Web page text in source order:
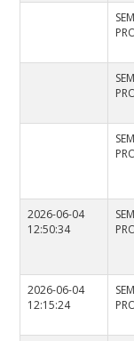
2026-06-04
12:50:34
2026-06-04
12:15:24